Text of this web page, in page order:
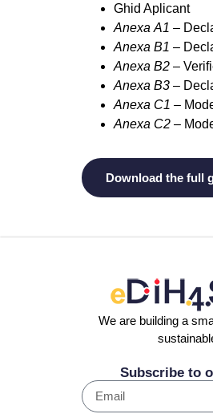
Ghid Aplicant
AnexaA1 –
Anexa B1 –
Anexa B2 –
Anexa B3 –
Anexa C1 –
Anexa C2 –
Download the full
We are building a
Subscribe to